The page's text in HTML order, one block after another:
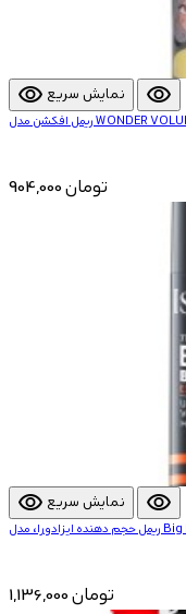
visibility نمایش سریع visibility
904,000 تومان
visibility نمایش سریع visibility
1,136,000 تومان